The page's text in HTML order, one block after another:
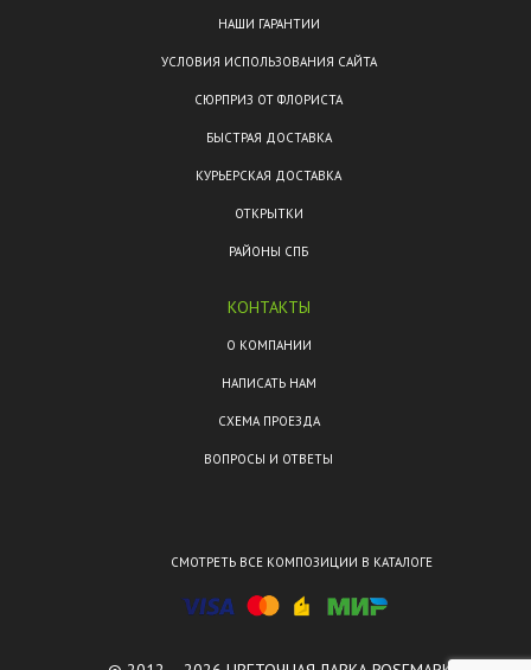
НАШИ ГАРАНТИИ
УСЛОВИЯ ИСПОЛЬЗОВАНИЯ САЙТА
СЮРПРИЗ ОТ ФЛОРИСТА
БЫСТРАЯ ДОСТАВКА
КУРЬЕРСКАЯ ДОСТАВКА
ОТКРЫТКИ
РАЙОНЫ СПБ
КОНТАКТЫ
О КОМПАНИИ
НАПИСАТЬ НАМ
СХЕМА ПРОЕЗДА
ВОПРОСЫ И ОТВЕТЫ
СМОТРЕТЬ ВСЕ КОМПОЗИЦИИ В КАТАЛОГЕ